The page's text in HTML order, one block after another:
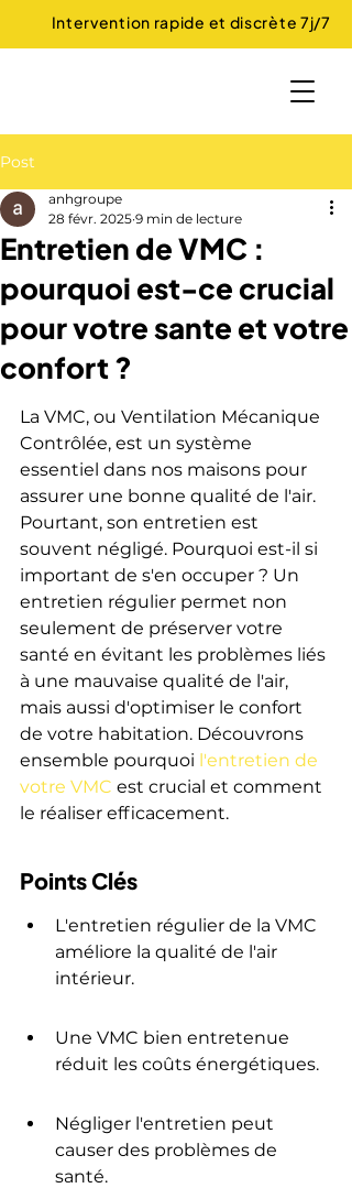
Intervention rapide et discrète 7j/7
Post
Entretien de VMC :
pourquoi est-ce crucial
pour votre sante et votre
confort ?
anhgroupe
28 févr. 2025 9 min de lecture
La VMC, ou Ventilation Mécanique
Contrôlée, est un système
essentiel dans nos maisons pour
assurer une bonne qualité de l'air.
Pourtant, son entretien est
souvent négligé. Pourquoi est-il si
important de s'en occuper ? Un
entretien régulier permet non
seulement de préserver votre
santé en évitant les problèmes liés
à une mauvaise qualité de l'air,
mais aussi d'optimiser le confort
de votre habitation. Découvrons
ensemble pourquoi l'entretien de
votre VMC est crucial et comment
le réaliser efficacement.
Points Clés
L'entretien régulier de la VMC
améliore la qualité de l'air
intérieur.
Une VMC bien entretenue
réduit les coûts énergétiques.
Négliger l'entretien peut
causer des problèmes de
santé.